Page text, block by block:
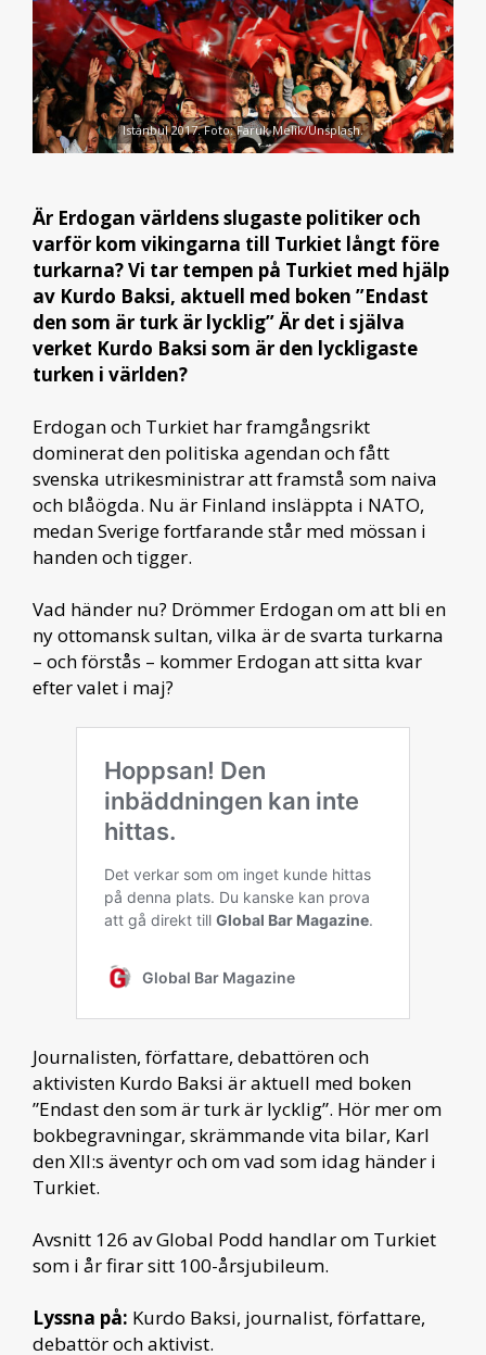
Istanbul 2017. Foto: Faruk Melik/Unsplash.
Är Erdogan världens slugaste politiker och
varför kom vikingarna till Turkiet långt före
turkarna? Vi tar tempen på Turkiet med hjälp
av Kurdo Baksi, aktuell med boken ”Endast
den som är turk är lycklig” Är det i själva
verket Kurdo Baksi som är den lyckligaste
turken i världen?
Erdogan och Turkiet har framgångsrikt
dominerat den politiska agendan och fått
svenska utrikesministrar att framstå som naiva
och blåögda. Nu är Finland insläppta i NATO,
medan Sverige fortfarande står med mössan i
handen och tigger.
Vad händer nu? Drömmer Erdogan om att bli en
ny ottomansk sultan, vilka är de svarta turkarna
– och förstås – kommer Erdogan att sitta kvar
efter valet i maj?
Journalisten, författare, debattören och
aktivisten Kurdo Baksi är aktuell med boken
”Endast den som är turk är lycklig”. Hör mer om
bokbegravningar, skrämmande vita bilar, Karl
den XII:s äventyr och om vad som idag händer i
Turkiet.
Avsnitt 126 av Global Podd handlar om Turkiet
som i år firar sitt 100-årsjubileum.
Lyssna på: Kurdo Baksi, journalist, författare,
debattör och aktivist.